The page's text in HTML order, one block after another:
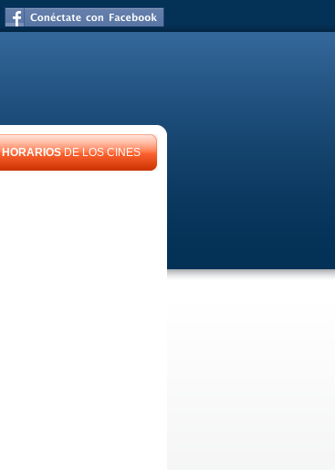
HORARIOSDE LOS CINES